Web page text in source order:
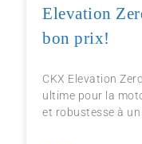
Elevation
bon prix!
CKX Elevation
ultime pour la
et robustesse à